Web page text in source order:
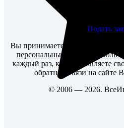
Подать
Вы принимаете условия
персональных данных
каждый раз, когда оставляете
обратной связи на сайте
© 2006 — 2026.